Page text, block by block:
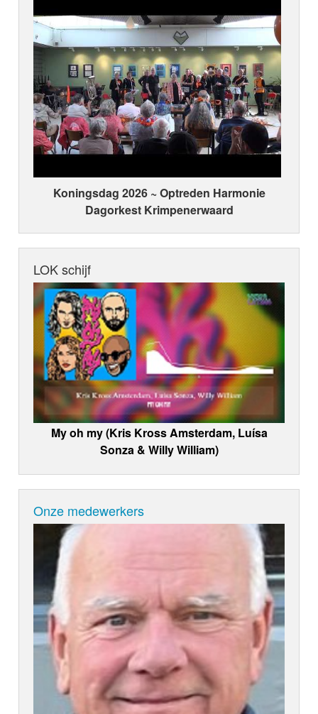
Koningsdag 2026 ~ Optreden Harmonie
Dagorkest Krimpenerwaard
LOK schijf
My oh my (Kris Kross Amsterdam, Luísa
Sonza & Willy William)
Onze medewerkers